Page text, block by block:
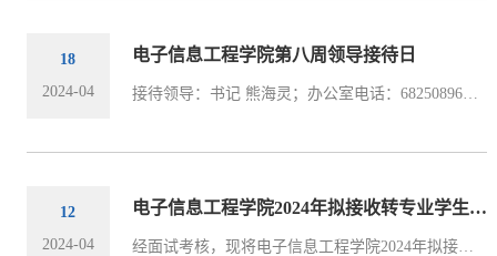
18
2024-04
电子信息工程学院第八周领导接待日
接待领导：书记 熊海灵；办公室电话：68250896；办公邮箱：xionghl@swu.edu.cn接待时间：2024年4月18日（周四）14:30——18:00接待地点：电子信息工程学院（42教楼）222
12
2024-04
电子信息工程学院2024年拟接收转专业学生的信息公示
经面试考核，现将电子信息工程学院2024年拟接收转专业的学生基本信息、综合成绩情况进行公示。1.公示期限：2024年4 月 12日— 4月17日。2.受理意见单位：电子信息工程学院（电话：023-68250853。邮箱：xl2009@swu.edu.cn）3.公示名单信息学号姓名学院专业申请专业转入年级综合得分222023319210169许雅文材料与能源学院材料类电子信息类202490.00222023324022020吴诚宙食品科学学院茶学电子信息类202489.41222022339220044滕飞鹏...